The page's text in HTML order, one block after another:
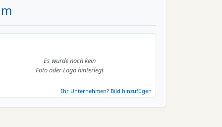
Es wurde noch kein
Foto oder Logo hinterlegt
Ihr Unternehmen? Bild hinzufügen